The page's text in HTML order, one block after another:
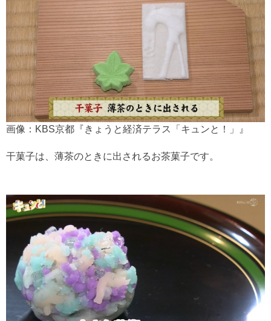
画像：KBS京都『きょうと経済テラス「キュンと！」』
干菓子は、薄茶のときに出されるお茶菓子です。